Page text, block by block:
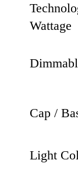
Wattage
Cap /
Light